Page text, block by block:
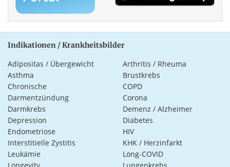
Indikationen / Krankheitsbilder
Adipositas / Übergewicht
Arthritis / Rheuma
Asthma
Brustkrebs
Chronische
Darmentzündung
COPD
Corona
Darmkrebs
Demenz / Alzheimer
Depression
Diabetes
Endometriose
HIV
Interstitielle Zystitis
KHK / Herzinfarkt
Leukämie
Long-COVID
Longevity
Lungenkrebs